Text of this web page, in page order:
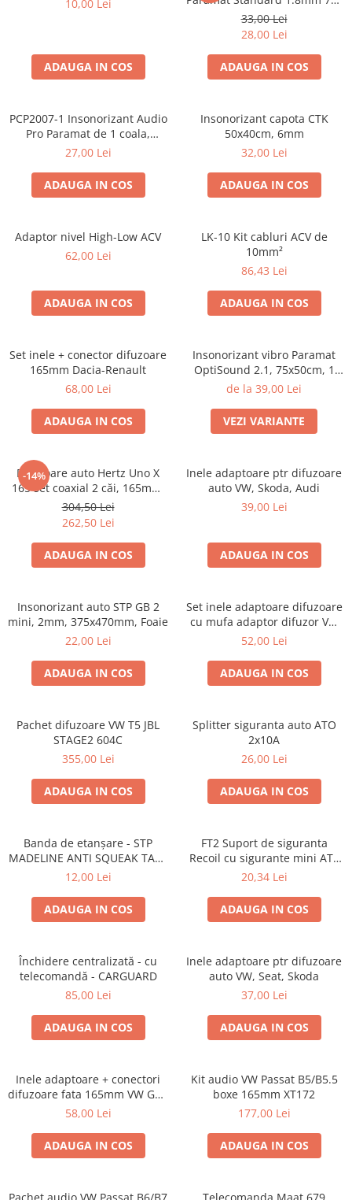
10,00 Lei
ADAUGA IN COS
50cm, 1 coala PCP1006-1
33,00 Lei
28,00 Lei
ADAUGA IN COS
PCP2007-1 Insonorizant Audio
Pro Paramat de 1 coala,
spuma de 6mm grosime,
27,00 Lei
ADAUGA IN COS
Insonorizant capota CTK
50x40cm, 6mm
32,00 Lei
ADAUGA IN COS
Adaptor nivel High-Low ACV
62,00 Lei
ADAUGA IN COS
LK-10 Kit cabluri ACV de
10mm²
86,43 Lei
ADAUGA IN COS
Set inele + conector difuzoare
165mm Dacia-Renault
68,00 Lei
ADAUGA IN COS
Insonorizant vibro Paramat
OptiSound 2.1, 75x50cm, 1
coala
de la 39,00 Lei
VEZI VARIANTE
-14%
Difuzoare auto Hertz Uno X
165 set coaxial 2 căi, 165mm,
55W RMS, 4Ω, set 2 difuzoare
304,50 Lei
262,50 Lei
ADAUGA IN COS
Inele adaptoare ptr difuzoare
auto VW, Skoda, Audi
39,00 Lei
ADAUGA IN COS
Insonorizant auto STP GB 2
mini, 2mm, 375x470mm, Foaie
22,00 Lei
ADAUGA IN COS
Set inele adaptoare difuzoare
cu mufa adaptor difuzor VW
Passat B5/B5.5
52,00 Lei
ADAUGA IN COS
Pachet difuzoare VW T5 JBL
STAGE2 604C
355,00 Lei
ADAUGA IN COS
Splitter siguranta auto ATO
2x10A
26,00 Lei
ADAUGA IN COS
Banda de etanșare - STP
MADELINE ANTI SQUEAK TAPE
- 15 x 2000mm
12,00 Lei
ADAUGA IN COS
FT2 Suport de siguranta
Recoil cu sigurante mini ATS
de 10A si 20A
20,34 Lei
ADAUGA IN COS
Închidere centralizată - cu
telecomandă - CARGUARD
85,00 Lei
ADAUGA IN COS
Inele adaptoare ptr difuzoare
auto VW, Seat, Skoda
37,00 Lei
ADAUGA IN COS
Inele adaptoare + conectori
difuzoare fata 165mm VW Golf
V, VI
58,00 Lei
ADAUGA IN COS
Kit audio VW Passat B5/B5.5
boxe 165mm XT172
177,00 Lei
ADAUGA IN COS
Pachet audio VW Passat B6/B7
Telecomanda Maat 679